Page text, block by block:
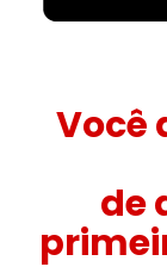
Você
de